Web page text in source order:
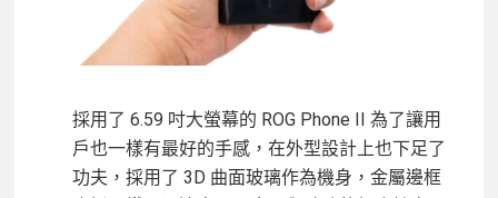
採用了 6.59 吋大螢幕的 ROG Phone II 為了讓用
戶也一樣有最好的手感，在外型設計上也下足了
功夫，採用了 3D 曲面玻璃作為機身，金屬邊框